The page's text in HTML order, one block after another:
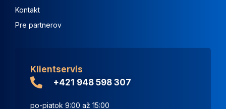
Klientservis
+421 948 598 307
po-piatok 9:00 až 15:00
Kontakt
Pre partnerov